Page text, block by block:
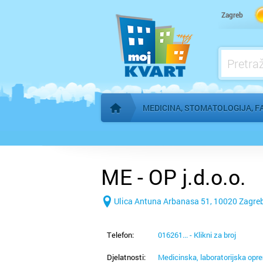
Zagreb
Početna stranica
MEDICINA, STOMATOLOGIJA,
Kućna njega
Logoped
Ljekarna, farmacija
ME - OP j.d.o.o.
Ulica Antuna Arbanasa 51, 10020
Telefon: 016261... - Klikni za broj
Djelatnosti:
Medicinska, laboratorijska